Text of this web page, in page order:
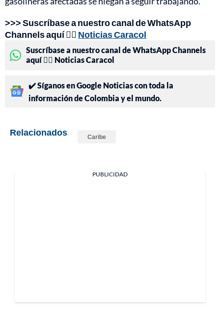
>>> Suscríbase a nuestro canal de WhatsApp
Channels aquí 👉🏻 Noticias Caracol
Suscríbase a nuestro canal de WhatsApp Channels
aquí 👉🏻 Noticias Caracol
✔️ Síganos en Google Noticias con toda la
información de Colombia y el mundo.
Relacionados Caribe
PUBLICIDAD